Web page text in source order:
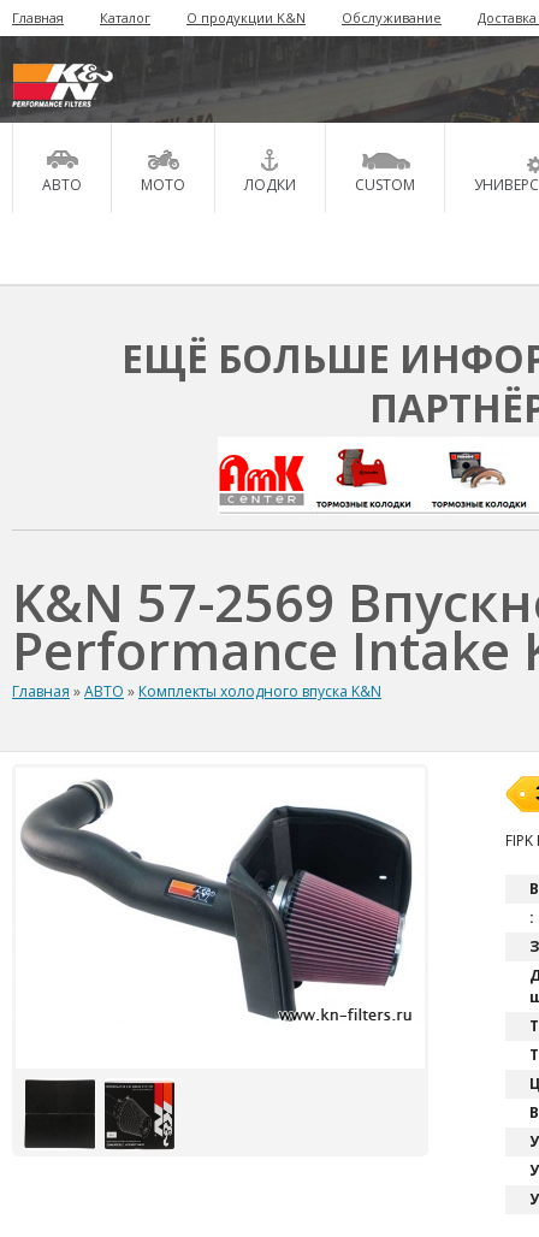
Главная Каталог О продукции K&N Обслуживание
АВТО МОТО ЛОДКИ CUSTOM
ЕЩЁ БОЛЬШЕ
K&N 57-2569
Performance Intake
Главная »АВТО » Комплекты холодного впуска K&N
: